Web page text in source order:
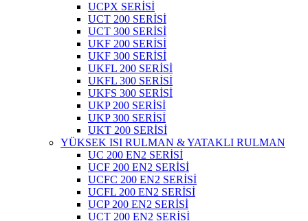
UCPX SERİSİ
UCT 200 SERİSİ
UCT 300 SERİSİ
UKF 200 SERİSİ
UKF 300 SERİSİ
UKFL 200 SERİSİ
UKFL 300 SERİSİ
UKFS 300 SERİSİ
UKP 200 SERİSİ
UKP 300 SERİSİ
UKT 200 SERİSİ
YÜKSEK ISI RULMAN & YATAKLI RULMAN
UC 200 EN2 SERİSİ
UCF 200 EN2 SERİSİ
UCFC 200 EN2 SERİSİ
UCFL 200 EN2 SERİSİ
UCP 200 EN2 SERİSİ
UCT 200 EN2 SERİSİ